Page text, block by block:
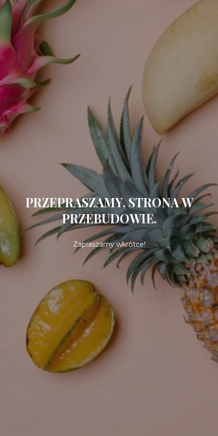
PRZEPRASZAMY, STRONA W
PRZEBUDOWIE.
Zapraszamy wkrótce!